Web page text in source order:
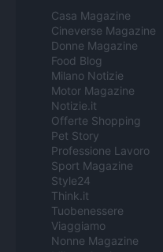
Casa Magazine
Cineverse Magazine
Donne Magazine
Food Blog
Milano Notizie
Motor Magazine
Notizie.it
Offerte Shopping
Pet Story
Professione Lavoro
Sport Magazine
Style24
Think.it
Tuobenessere
Viaggiamo
Nonne Magazine